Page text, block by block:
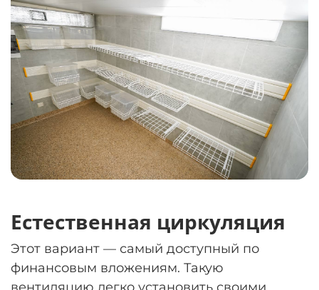
Естественная циркуляция
Этот вариант — самый доступный по
финансовым вложениям. Такую